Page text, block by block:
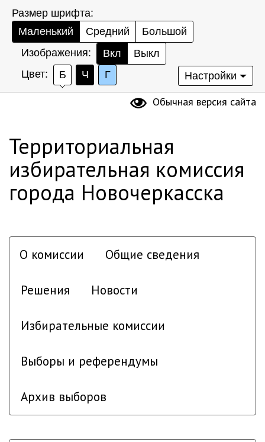
Размер шрифта:
Маленький
Средний
Большой
Изображения:
Вкл
Выкл
Цвет:
Б Ч Г Настройки
Обычная версия сайта
Территориальная
избирательная комиссия
города Новочеркасска
О комиссии Общие сведения
Решения Новости
Избирательные комиссии
Выборы и референдумы
Архив выборов